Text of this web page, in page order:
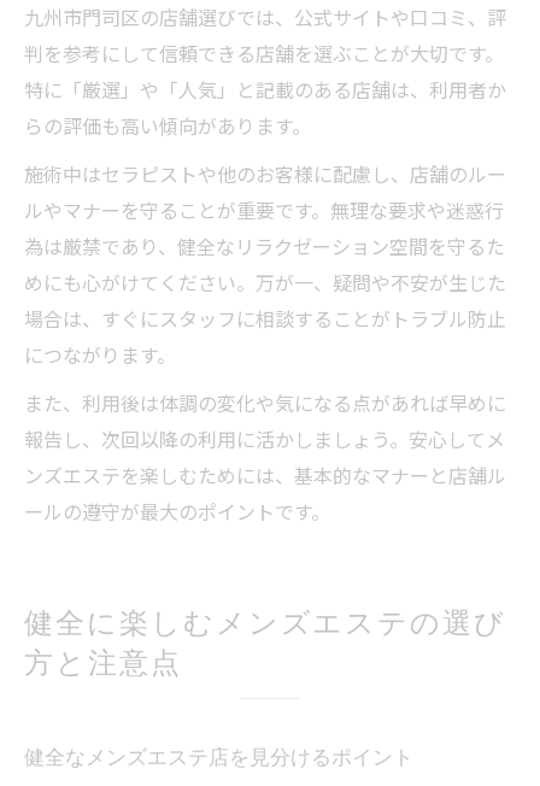
九州市門司区の店舗選びでは、公式サイトや口コミ、評
判を参考にして信頼できる店舗を選ぶことが大切です。
特に「厳選」や「人気」と記載のある店舗は、利用者か
らの評価も高い傾向があります。
施術中はセラピストや他のお客様に配慮し、店舗のルー
ルやマナーを守ることが重要です。無理な要求や迷惑行
為は厳禁であり、健全なリラクゼーション空間を守るた
めにも心がけてください。万が一、疑問や不安が生じた
場合は、すぐにスタッフに相談することがトラブル防止
につながります。
また、利用後は体調の変化や気になる点があれば早めに
報告し、次回以降の利用に活かしましょう。安心してメ
ンズエステを楽しむためには、基本的なマナーと店舗ル
ールの遵守が最大のポイントです。
健全に楽しむメンズエステの選び
方と注意点
健全なメンズエステ店を見分けるポイント